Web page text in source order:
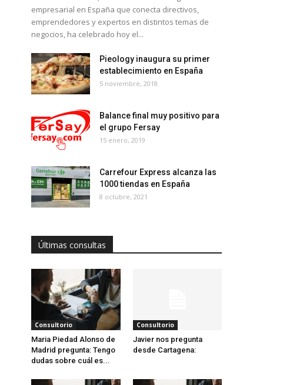
empresarial en España que conecta directivos,
emprendedores y expertos en distintos temas de
negocios, ha celebrado hoy el...
Pieology inaugura su primer
establecimiento en España
5 noviembre, 2018
Balance final muy positivo para
el grupo Fersay
15 enero, 2019
Carrefour Express alcanza las
1000 tiendas en España
8 octubre, 2021
Últimas consultas
Consultorio
Maria Piedad Alonso de
Madrid pregunta: Tengo
dudas sobre cuál es...
Consultorio
Javier nos pregunta
desde Cartagena: